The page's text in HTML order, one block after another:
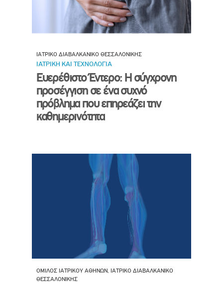
ΙΑΤΡΙΚΟ ΔΙΑΒΑΛΚΑΝΙΚΟ ΘΕΣΣΑΛΟΝΙΚΗΣ
ΙΑΤΡΙΚΗ ΚΑΙ ΤΕΧΝΟΛΟΓΙΑ
Ευερέθιστο Έντερο: Η σύγχρονη
προσέγγιση σε ένα συχνό
πρόβλημα που επηρεάζει την
καθημερινότητα
ΟΜΙΛΟΣ ΙΑΤΡΙΚΟΥ ΑΘΗΝΩΝ, ΙΑΤΡΙΚΟ ΔΙΑΒΑΛΚΑΝΙΚΟ
ΘΕΣΣΑΛΟΝΙΚΗΣ